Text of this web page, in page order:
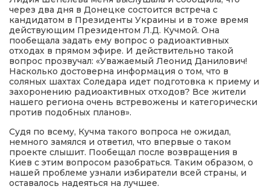
через два дня в Донецке состоится встреча с
кандидатом в Президенты Украины и в тоже время
действующим Президентом Л.Д. Кучмой. Она
пообещала задать ему вопрос о радиоактивных
отходах в прямом эфире. И действительно такой
вопрос прозвучал: «Уважаемый Леонид Данилович!
Насколько достоверна информация о том, что в
соляных шахтах Соледара идет подготовка к приему и
захоронению радиоактивных отходов? Все жители
нашего региона очень встревожены и категорически
против подобных планов».
Судя по всему, Кучма такого вопроса не ожидал,
немного замялся и ответил, что впервые о таком
проекте слышит. Пообещал после возвращения в
Киев с этим вопросом разобраться. Таким образом, о
нашей проблеме узнали избиратели всей страны, и
оставалось надеяться на лучшее.